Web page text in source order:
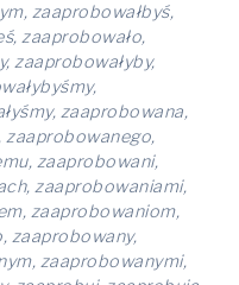
zaaprobowałbyś,
zaaprobowało,
zaaprobowałyby,
zaaprobowana,
zaaprobowani,
zaaprobowaniami,
zaaprobowaniom,
zaaprobowany,
zaaprobowanymi,